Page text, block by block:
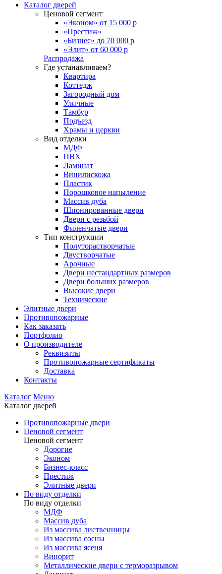
Каталог дверей
Ценовой сегмент
«Эконом» от 15 000 р
«Престиж»
«Бизнес» до 70 000 р
«Элит» от 60 000 р
Распродажа
Где устанавливаем?
Квартира
Коттедж
Загородный дом
Уличные
Тамбур
Подъезд
Храмы и церкви
Вид отделки
МДФ
ПВХ
Ламинат
Винилискожа
Пластик
Порошковое напыление
Массив дуба
Шпонированные двери
Двери с резьбой
Филенчатые двери
Тип конструкции
Полуторастворчатые
Двустворчатые
Арочные
Двери нестандартных размеров
Двери больших размеров
Высокие двери
Технические
Элитные двери
Противопожарные
Как заказать
Портфолио
О производителе
Реквизиты
Противопожарные сертификаты
Доставка
Контакты
Каталог Меню
Каталог дверей
Противопожарные двери
Ценовой сегмент
Ценовой сегмент
Дорогие
Эконом
Бизнес-класс
Престиж
Элитные двери
По виду отделки
По виду отделки
МДФ
Массив дуба
Из массива лиственницы
Из массива сосны
Из массива ясеня
Винорит
Металлические двери с терморазрывом